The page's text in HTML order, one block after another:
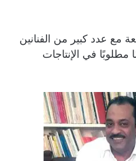
مع عدد كبير من الفنانين
مطلوبًا في الإنتاجات